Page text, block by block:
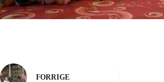
FORRIGE